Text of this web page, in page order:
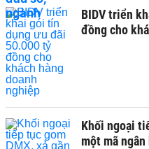
BIDV triển
đồng cho
Khối ngoại
một mã ngân